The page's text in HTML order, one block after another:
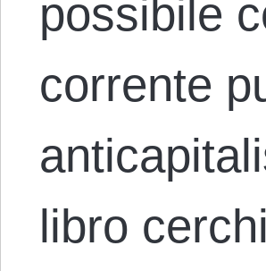
possibile
corrente
libro